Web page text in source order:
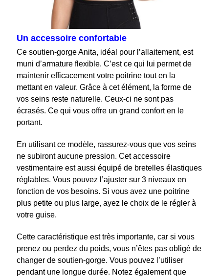
Un accessoire confortable
Ce soutien-gorge Anita, idéal pour l’allaitement, est
muni d’armature flexible. C’est ce qui lui permet de
maintenir efficacement votre poitrine tout en la
mettant en valeur. Grâce à cet élément, la forme de
vos seins reste naturelle. Ceux-ci ne sont pas
écrasés. Ce qui vous offre un grand confort en le
portant.
En utilisant ce modèle, rassurez-vous que vos seins
ne subiront aucune pression. Cet accessoire
vestimentaire est aussi équipé de bretelles élastiques
réglables. Vous pouvez l’ajuster sur 3 niveaux en
fonction de vos besoins. Si vous avez une poitrine
plus petite ou plus large, ayez le choix de le régler à
votre guise.
Cette caractéristique est très importante, car si vous
prenez ou perdez du poids, vous n’êtes pas obligé de
changer de soutien-gorge. Vous pouvez l’utiliser
pendant une longue durée. Notez également que